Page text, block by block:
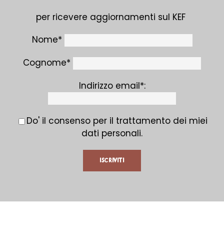
per ricevere aggiornamenti sul KEF
Nome*
Cognome*
Indirizzo email*:
Do' il consenso per il trattamento dei miei
dati personali.